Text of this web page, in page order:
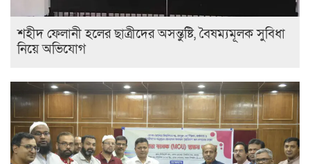
শহীদ ফেলানী হলের ছাত্রীদের অসন্তুষ্টি, বৈষম্যমূলক সুবিধা
নিয়ে অভিযোগ